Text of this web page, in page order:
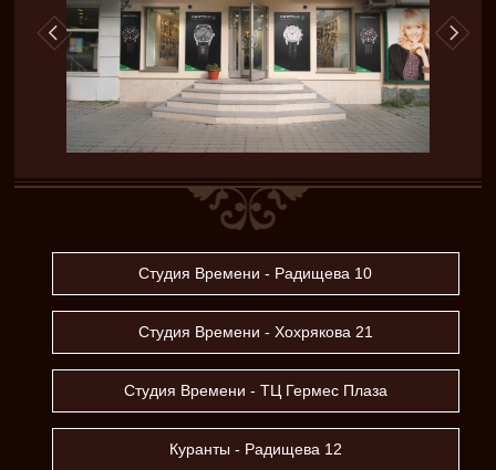
Студия Времени - Радищева 10
Студия Времени - Хохрякова 21
Студия Времени - ТЦ Гермес Плаза
Куранты - Радищева 12